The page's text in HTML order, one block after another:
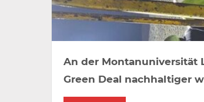
An der Montanuniversität
Green Deal nachhaltiger